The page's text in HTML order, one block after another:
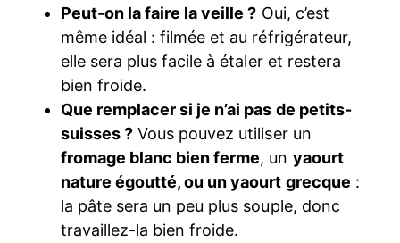
Peut-on la faire la veille ? Oui, c’est
même idéal : filmée et au réfrigérateur,
elle sera plus facile à étaler et restera
bien froide.
Que remplacer si je n’ai pas de petits-
suisses ? Vous pouvez utiliser un
fromage blanc bien ferme, un yaourt
nature égoutté, ou un yaourt grecque :
la pâte sera un peu plus souple, donc
travaillez-la bien froide.